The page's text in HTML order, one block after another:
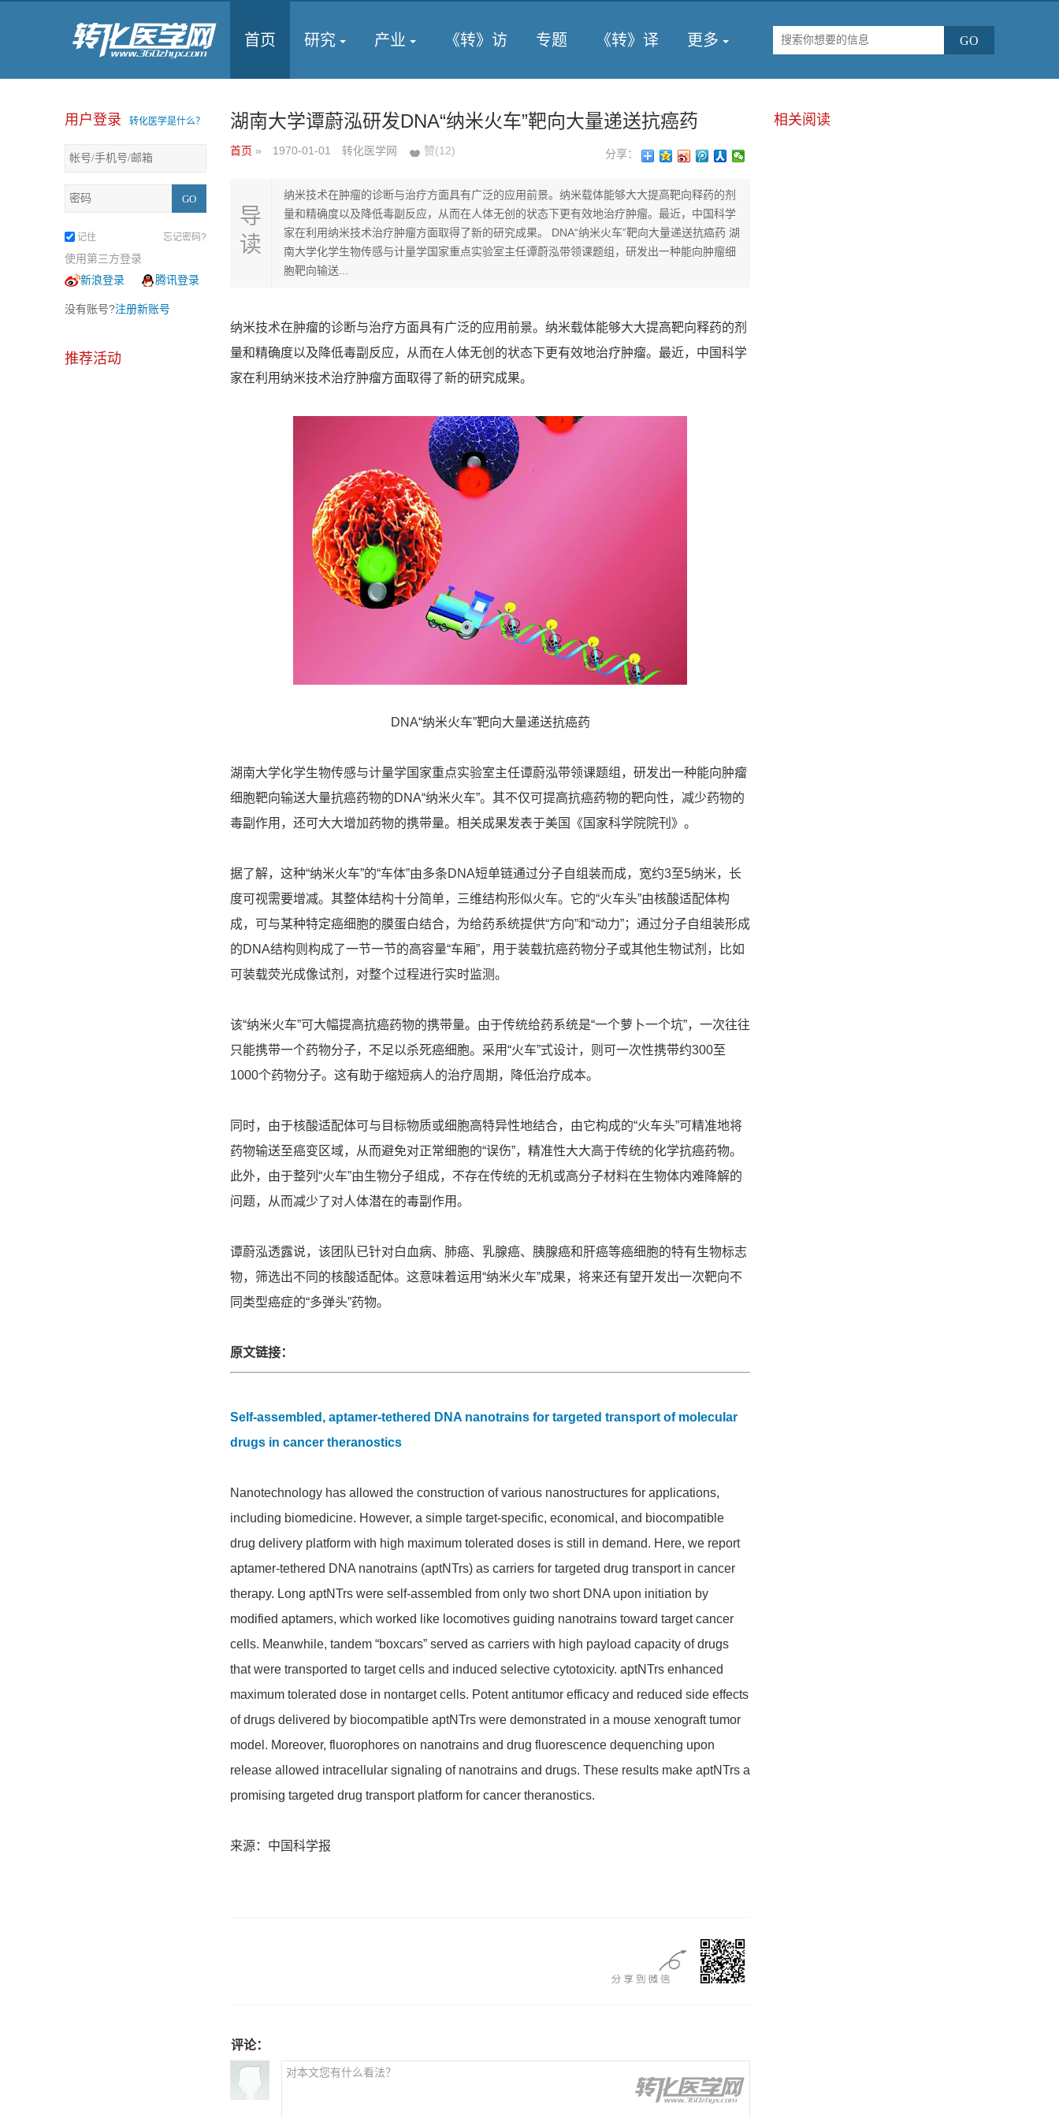
首页 研究 产业 《转》访 专题 《转》译 更多
用户登录 转化医学是什么？
记住 忘记密码?
使用第三方登录
新浪登录
腾讯登录
没有账号?注册新账号
推荐活动
湖南大学谭蔚泓研发DNA“纳米火车”靶向大量递送抗癌药
首页 » 1970-01-01 转化医学网 赞(12) 分享：
导
读
纳米技术在肿瘤的诊断与治疗方面具有广泛的应用前景。纳米载体能够大大提高靶向释药的剂
量和精确度以及降低毒副反应，从而在人体无创的状态下更有效地治疗肿瘤。最近，中国科学
家在利用纳米技术治疗肿瘤方面取得了新的研究成果。 DNA“纳米火车”靶向大量递送抗癌药 湖
南大学化学生物传感与计量学国家重点实验室主任谭蔚泓带领课题组，研发出一种能向肿瘤细
胞靶向输送...
纳米技术在肿瘤的诊断与治疗方面具有广泛的应用前景。纳米载体能够大大提高靶向释药的剂
量和精确度以及降低毒副反应，从而在人体无创的状态下更有效地治疗肿瘤。最近，中国科学
家在利用纳米技术治疗肿瘤方面取得了新的研究成果。
DNA“纳米火车”靶向大量递送抗癌药
湖南大学化学生物传感与计量学国家重点实验室主任谭蔚泓带领课题组，研发出一种能向肿瘤
细胞靶向输送大量抗癌药物的DNA“纳米火车”。其不仅可提高抗癌药物的靶向性，减少药物的
毒副作用，还可大大增加药物的携带量。相关成果发表于美国《国家科学院院刊》。
据了解，这种“纳米火车”的“车体”由多条DNA短单链通过分子自组装而成，宽约3至5纳米，长
度可视需要增减。其整体结构十分简单，三维结构形似火车。它的“火车头”由核酸适配体构
成，可与某种特定癌细胞的膜蛋白结合，为给药系统提供“方向”和“动力”；通过分子自组装形成
的DNA结构则构成了一节一节的高容量“车厢”，用于装载抗癌药物分子或其他生物试剂，比如
可装载荧光成像试剂，对整个过程进行实时监测。
该“纳米火车”可大幅提高抗癌药物的携带量。由于传统给药系统是“一个萝卜一个坑”，一次往往
只能携带一个药物分子，不足以杀死癌细胞。采用“火车”式设计，则可一次性携带约300至
1000个药物分子。这有助于缩短病人的治疗周期，降低治疗成本。
同时，由于核酸适配体可与目标物质或细胞高特异性地结合，由它构成的“火车头”可精准地将
药物输送至癌变区域，从而避免对正常细胞的“误伤”，精准性大大高于传统的化学抗癌药物。
此外，由于整列“火车”由生物分子组成，不存在传统的无机或高分子材料在生物体内难降解的
问题，从而减少了对人体潜在的毒副作用。
谭蔚泓透露说，该团队已针对白血病、肺癌、乳腺癌、胰腺癌和肝癌等癌细胞的特有生物标志
物，筛选出不同的核酸适配体。这意味着运用“纳米火车”成果，将来还有望开发出一次靶向不
同类型癌症的“多弹头”药物。
原文链接：
Self-assembled, aptamer-tethered DNA nanotrains for targeted transport of molecular
drugs in cancer theranostics
Nanotechnology has allowed the construction of various nanostructures for applications,
including biomedicine. However, a simple target-specific, economical, and biocompatible
drug delivery platform with high maximum tolerated doses is still in demand. Here, we report
aptamer-tethered DNA nanotrains (aptNTrs) as carriers for targeted drug transport in cancer
therapy. Long aptNTrs were self-assembled from only two short DNA upon initiation by
modified aptamers, which worked like locomotives guiding nanotrains toward target cancer
cells. Meanwhile, tandem “boxcars” served as carriers with high payload capacity of drugs
that were transported to target cells and induced selective cytotoxicity. aptNTrs enhanced
maximum tolerated dose in nontarget cells. Potent antitumor efficacy and reduced side effects
of drugs delivered by biocompatible aptNTrs were demonstrated in a mouse xenograft tumor
model. Moreover, fluorophores on nanotrains and drug fluorescence dequenching upon
release allowed intracellular signaling of nanotrains and drugs. These results make aptNTrs a
promising targeted drug transport platform for cancer theranostics.
来源：中国科学报
评论：
相关阅读